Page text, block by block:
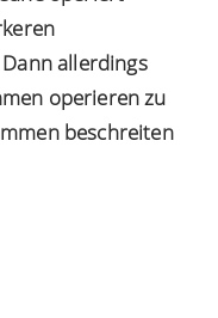
allerdings
operieren zu
beschreiten